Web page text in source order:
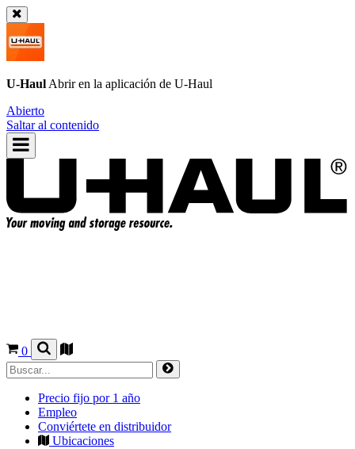
U-Haul Abrir en la aplicación de U-Haul
Abierto
Saltar al contenido
0
Precio fijo por 1 año
Empleo
Conviértete en distribuidor
Ubicaciones